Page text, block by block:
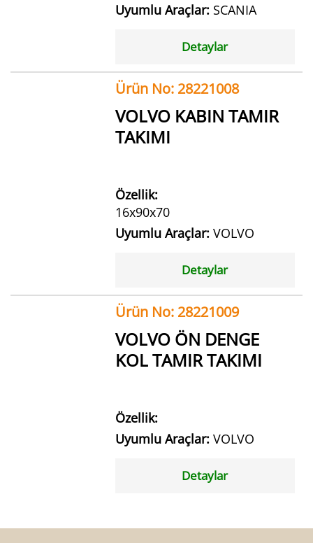
Uyumlu Araçlar: SCANIA
Detaylar
Ürün No: 28221008
VOLVO KABIN TAMIR
TAKIMI
Özellik:
16x90x70
Uyumlu Araçlar: VOLVO
Detaylar
Ürün No: 28221009
VOLVO ÖN DENGE
KOL TAMIR TAKIMI
Özellik:
Uyumlu Araçlar: VOLVO
Detaylar